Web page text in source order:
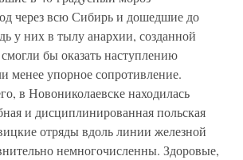
через всю Сибирь и дошедшие до
у них в тылу анархии, созданной
бы оказать наступлению
менее упорное сопротивление.
в Новониколаевске находилась
и дисциплинированная польская
отряды вдоль линии железной
немногочисленны. Здоровые,